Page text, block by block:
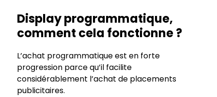
Display programmatique,
comment cela fonctionne ?
L’achat programmatique est en forte
progression parce qu’il facilite
considérablement l’achat de placements
publicitaires.